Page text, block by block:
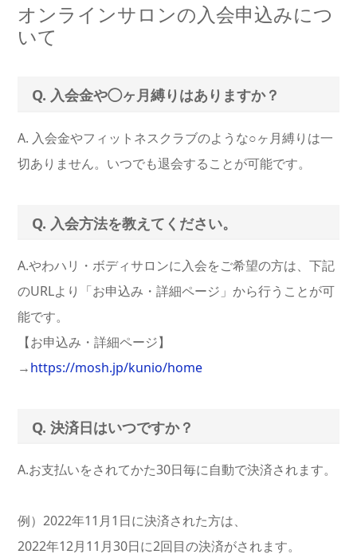
オンラインサロンの入会申込みにつ
いて
Q. 入会金や◯ヶ月縛りはありますか？
A. 入会金やフィットネスクラブのような○ヶ月縛りは一
切ありません。いつでも退会することが可能です。
Q. 入会方法を教えてください。
A.やわハリ・ボディサロンに入会をご希望の方は、下記
のURLより「お申込み・詳細ページ」から行うことが可
能です。
【お申込み・詳細ページ】
→https://mosh.jp/kunio/home
Q. 決済日はいつですか？
A.お支払いをされてかた30日毎に自動で決済されます。
例）2022年11月1日に決済された方は、
2022年12月11月30日に2回目の決済がされます。